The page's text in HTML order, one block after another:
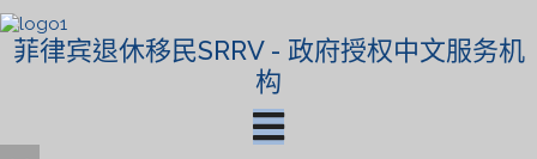
菲律宾退休移民SRRV - 政府授权中文服务机
构